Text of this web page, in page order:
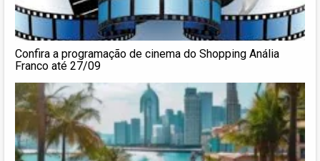
Confira a programação de cinema do Shopping Anália
Franco até 27/09